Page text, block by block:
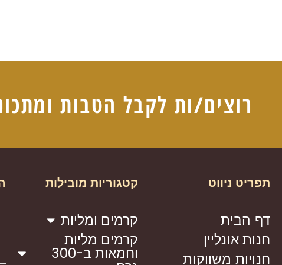
רוצים/ות לקבל הטבות
תפריט ניווט
דף הבית
חנות אונליין
חנויות משווקות
קטגוריות מובילות
קרמים ומליות
קרמים מליות
וחמאות ב-300